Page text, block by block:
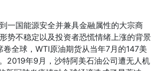
一国能源安全并兼具金融属性的大宗商
势不稳定以及投资者恐慌情绪上涨的背景
全球，WTI原油期货从当年7月的147美
2019年9月，沙特阿美石油公司遭无人机